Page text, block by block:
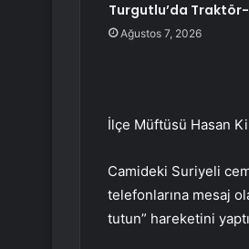
Turgutlu’da
Ağustos 7, 2026
İlçe Müftüsü Hasan
Camideki Suriyeli
telefonlarına mesaj
tutun” hareketini